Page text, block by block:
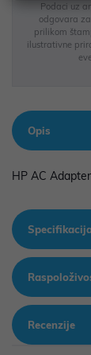
Podaci uz
odgovara
prilikom
ilustrativne
Opis
HP AC
Recenzije